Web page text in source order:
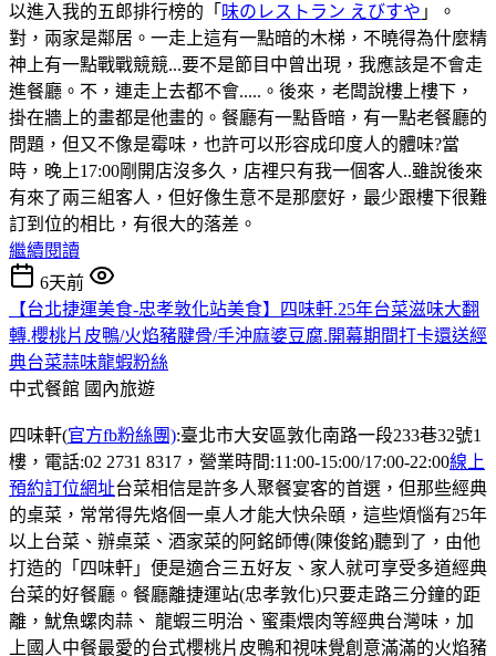
以進入我的五郎排行榜的「 味のレストラン えびすや 」。
對，兩家是鄰居。一走上這有一點暗的木梯，不曉得為什麼精
神上有一點戰戰競競...要不是節目中曾出現，我應該是不會走
進餐廳。不，連走上去都不會.....。後來，老闆說樓上樓下，
掛在牆上的畫都是他畫的。餐廳有一點昏暗，有一點老餐廳的
問題，但又不像是霉味，也許可以形容成印度人的體味?當
時，晚上17:00剛開店沒多久，店裡只有我一個客人..雖說後來
有來了兩三組客人，但好像生意不是那麼好，最少跟樓下很難
訂到位的相比，有很大的落差。
繼續閱讀
6天前
【台北捷運美食-忠孝敦化站美食】四味軒.25年台菜滋味大翻
轉.櫻桃片皮鴨/火焰豬腱骨/手沖麻婆豆腐.開幕期間打卡還送經
典台菜蒜味龍蝦粉絲
中式餐館 國內旅遊
四味軒(官方fb粉絲團):臺北市大安區敦化南路一段233巷32號1
樓，電話:02 2731 8317，營業時間:11:00-15:00/17:00-22:00線上
預約訂位網址台菜相信是許多人聚餐宴客的首選，但那些經典
的桌菜，常常得先烙個一桌人才能大快朵頤，這些煩惱有25年
以上台菜、辦桌菜、酒家菜的阿銘師傅(陳俊銘)聽到了，由他
打造的「四味軒」便是適合三五好友、家人就可享受多道經典
台菜的好餐廳。餐廳離捷運站(忠孝敦化)只要走路三分鐘的距
離，魷魚螺肉蒜、 龍蝦三明治、蜜棗煨肉等經典台灣味，加
上國人中餐最愛的台式櫻桃片皮鴨和視味覺創意滿滿的火焰豬